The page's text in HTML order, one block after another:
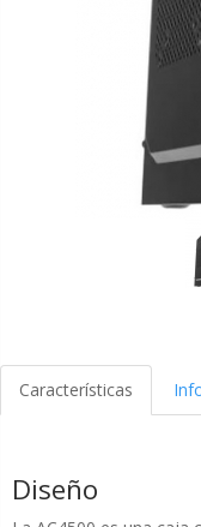
Características
Diseño